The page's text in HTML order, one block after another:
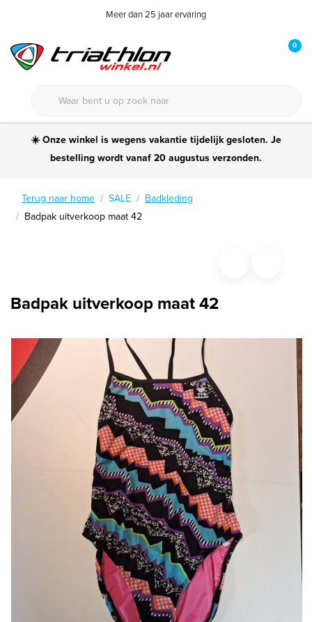
Meer dan 25 jaar ervaring
0
☀️ Onze winkel is wegens vakantie tijdelijk gesloten. Je
bestelling wordt vanaf 20 augustus verzonden.
Terug naar home SALE
Badkleding
Badpak uitverkoop maat 42
Badpak uitverkoop maat 42